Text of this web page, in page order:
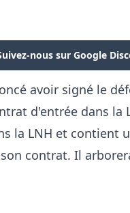
nous sur Google
avoir signé le
d'entrée dans la
la LNH et contient
contrat. Il